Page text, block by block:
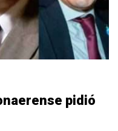
pidió